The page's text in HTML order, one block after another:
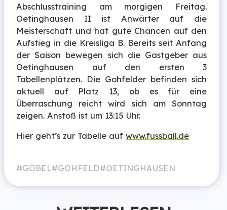
Abschlusstraining am morgigen Freitag.
Oetinghausen II ist Anwärter auf die
Meisterschaft und hat gute Chancen auf den
Aufstieg in die Kreisliga B. Bereits seit Anfang
der Saison bewegen sich die Gastgeber aus
Oetinghausen auf den ersten 3
Tabellenplätzen. Die Gohfelder befinden sich
aktuell auf Platz 13, ob es für eine
Überraschung reicht wird sich am Sonntag
zeigen. Anstoß ist um 13:15 Uhr.
Hier geht’s zur Tabelle auf www.fussball.de
GÖBEL GOHFELD OETINGHAUSEN